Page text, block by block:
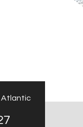
Atlantic